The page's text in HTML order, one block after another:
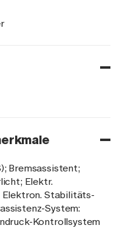
Bremsassistent;
Elektr.
Elektron. Stabilitäts-
System:
Kontrollsystem